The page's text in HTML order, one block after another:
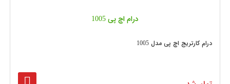
درام اچ پی 1005
درام کارتریج اچ پی مدل 1005